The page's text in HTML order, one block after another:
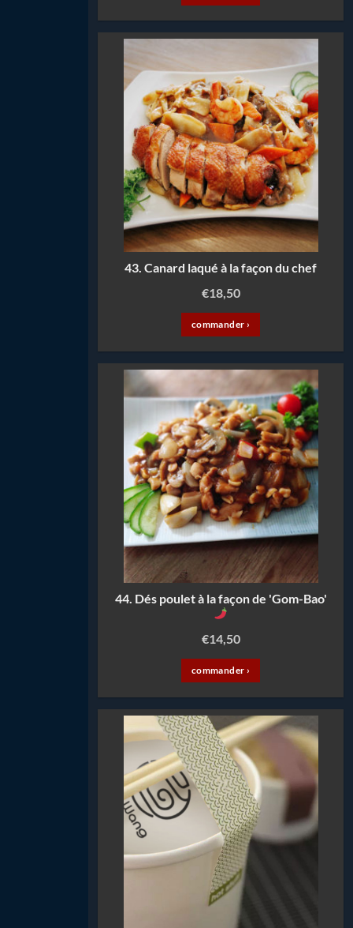
43. Canard laqué à la façon du chef
€18,50
commander ›
44. Dés poulet à la façon de 'Gom-Bao'
€14,50
commander ›